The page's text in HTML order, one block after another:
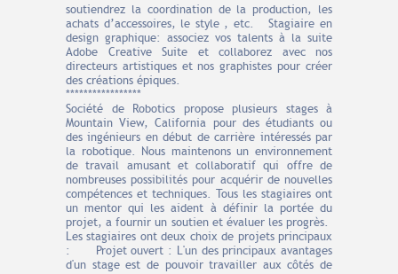
soutiendrez la coordination de la production, les
achats d’accessoires, le style , etc. Stagiaire en
design graphique: associez vos talents à la suite
Adobe Creative Suite et collaborez avec nos
directeurs artistiques et nos graphistes pour créer
des créations épiques.
*****************
Société de Robotics propose plusieurs stages à
Mountain View, California pour des étudiants ou
des ingénieurs en début de carrière intéressés par
la robotique. Nous maintenons un environnement
de travail amusant et collaboratif qui offre de
nombreuses possibilités pour acquérir de nouvelles
compétences et techniques. Tous les stagiaires ont
un mentor qui les aident à définir la portée du
projet, a fournir un soutien et évaluer les progrès.
Les stagiaires ont deux choix de projets principaux
: Projet ouvert : L'un des principaux avantages
d'un stage est de pouvoir travailler aux côtés de